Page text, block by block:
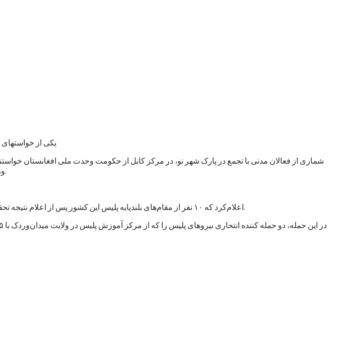
یکی از خواستهای
شماری از فعالان مدنی با تجمع در پارک شهر نو، در مرکز کابل از حکومت وحدت ملی افغانستان
وردک به کابل سهل انگاری کردند، در هر موقفی که باشند، شناسایی و به نهادهای عدلی و قضایی معرفی کند.
اعلام‌کرد که ۱۰ نفر از مقام‌های بلند‌پایه پلیس این کشور پس از اعلام نتیجه تحقیقات درباره حملات انتحاری روز پنجشنبه ۱۰سرطان/ تیر در غرب کابل، پایتخت، به حالت تعلیق در آمده‌اند.